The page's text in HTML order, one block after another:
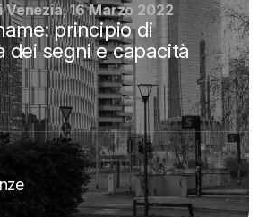
Venezia, 16 Marzo 2022
principio di
dei segni e capacità